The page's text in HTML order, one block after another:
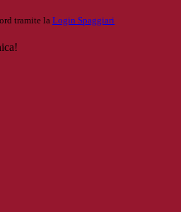
tramite la Login Spaggiari